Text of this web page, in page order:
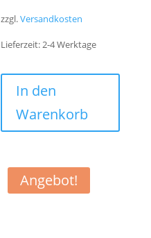
zzgl.Versandkosten
Lieferzeit:2-4 Werktage
In den
Warenkorb
Angebot!